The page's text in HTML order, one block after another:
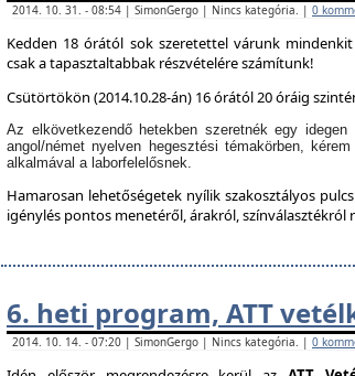
2014. 10. 31. - 08:54 | SimonGergo | Nincs kategória. | 0
Kedden 18 órától sok szeretettel várunk
csak a tapasztaltabbak részvételére számítunk!
Csütörtökön (2014.10.28-án) 16 órától 20 óráig
Az elkövetkezendő hetekben szeretnék egy
angol/német nyelven hegesztési témakörben,
alkalmával a laborfelelősnek.
Hamarosan lehetőségetek nyílik szakosztályos
igénylés pontos menetéről, árakról,
6. heti program, ATT
2014. 10. 14. - 07:20 | SimonGergo | Nincs kategória. | 0